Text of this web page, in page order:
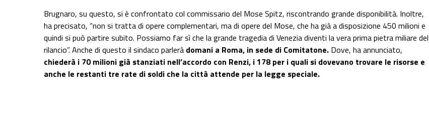
Brugnaro, su questo, si è confrontato col commissario del Mose Spitz, riscontrando grande disponibilità. Inoltre,
ha precisato, “non si tratta di opere complementari, ma di opere del Mose, che ha già a disposizione 450 milioni e
quindi si può partire subito. Possiamo far sì che la grande tragedia di Venezia diventi la vera prima pietra miliare del
rilancio”. Anche di questo il sindaco parlerà domani a Roma, in sede di Comitatone. Dove, ha annunciato,
chiederà i 70 milioni già stanziati nell’accordo con Renzi, i 178 per i quali si dovevano trovare le risorse e
anche le restanti tre rate di soldi che la città attende per la legge speciale.